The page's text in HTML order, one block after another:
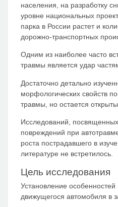
населения, на разработку
уровне национальных
парка в России растет и
дорожно-транспортных
Одним из наиболее часто
травмы является удар
Достаточно детально
морфологических свойств
травмы, но остается
Исследований,
повреждений при
роста пострадавшего в
литературе не встретилось.
Цель исследования
Установление
движущегося автомобиля в